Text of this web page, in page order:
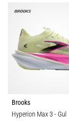
Brooks
Hyperion Max 3 - Gul